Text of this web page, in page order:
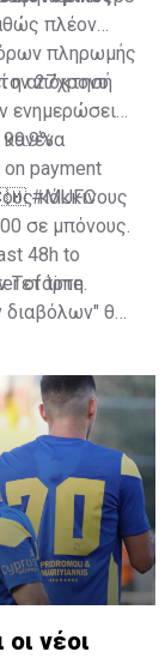
πλέον
πληρωμής
η απόκτησή
27χρονο
ενημερώσει
payment
#MUFC
48h to
of time.
κόκκινους
σε μπόνους.
Τετάρτη
διαβόλων" θα
νέοι